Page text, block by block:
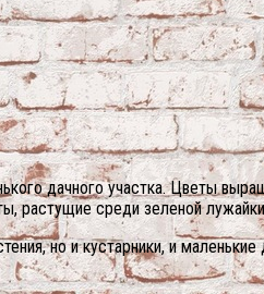
дачного участка. Цветы
растущие среди зеленой
но и кустарники, и маленькие